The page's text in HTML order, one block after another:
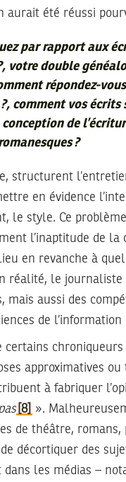
aurait été réussi
par rapport aux
votre double
répondez-
comment vos
de
?
structurent
en évidence
le style. Ce
l’inaptitude de la
en revanche à
réalité, le
mais aussi des
de
certains
approximatives
à fabriquer
[8]
».
de théâtre,
décortiquer des
les médias –